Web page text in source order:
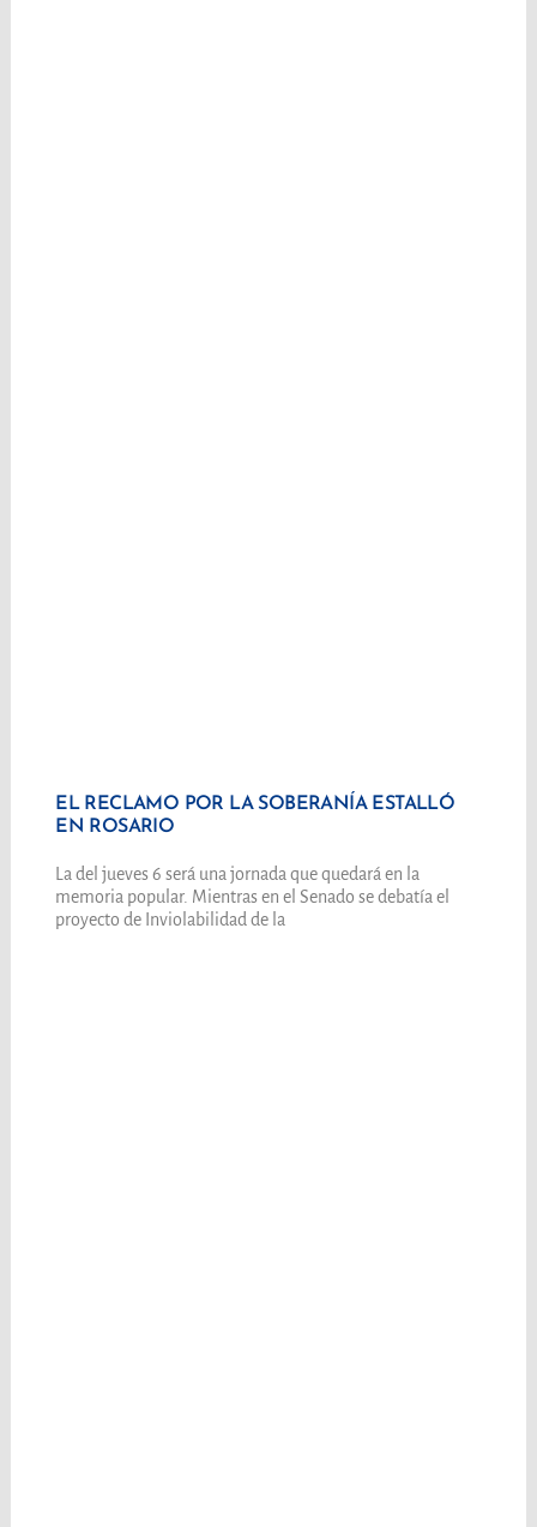
EL RECLAMO POR LA SOBERANÍA ESTALLÓ
EN ROSARIO
La del jueves 6 será una jornada que quedará en la
memoria popular. Mientras en el Senado se debatía el
proyecto de Inviolabilidad de la